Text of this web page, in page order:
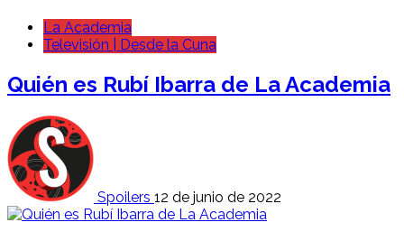
La Academia
Televisión | Desde la Cuna
Quién es Rubí Ibarra de La Academia
Spoilers 12 de junio de 2022